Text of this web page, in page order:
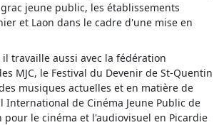
jeune public, les établissements
et Laon dans le cadre d'une mise en
travaille aussi avec la fédération
MJC, le Festival du Devenir de St-Quentin
musiques actuelles et en matière de
International de Cinéma Jeune Public de
pour le cinéma et l'audiovisuel en Picardie